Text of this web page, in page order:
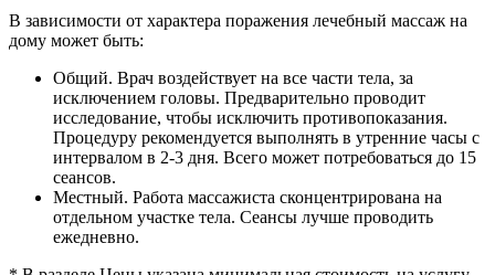
В зависимости от характера поражения лечебный массаж на
дому может быть:
Общий. Врач воздействует на все части тела, за
исключением головы. Предварительно проводит
исследование, чтобы исключить противопоказания.
Процедуру рекомендуется выполнять в утренние часы с
интервалом в 2-3 дня. Всего может потребоваться до 15
сеансов.
Местный. Работа массажиста сконцентрирована на
отдельном участке тела. Сеансы лучше проводить
ежедневно.